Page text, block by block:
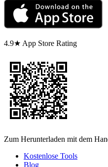
4.9★ App Store Rating
Zum Herunterladen mit dem
Kostenlose Tools
Blog